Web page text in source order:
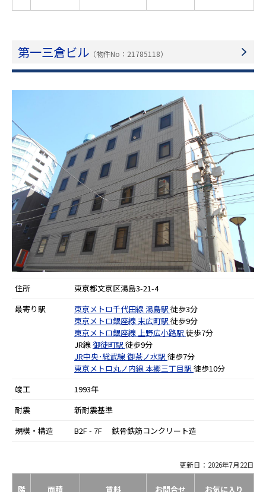
第一三倉ビル （物件No：21785118）
住所
東京都文京区湯島3-21-4
最寄り駅
東京メトロ千代田線湯島駅 徒歩3分
東京メトロ銀座線末広町駅 徒歩9分
東京メトロ銀座線上野広小路駅 徒歩7分
JR線御徒町駅 徒歩9分
JR中央･総武線御茶ノ水駅 徒歩7分
東京メトロ丸ノ内線本郷三丁目駅 徒歩10分
竣工
1993年
耐震
新耐震基準
規模・構造
B2F - 7F 鉄骨鉄筋コンクリート造
更新日：2026年7月22日
階 面積 賃料 お問合せ お気に入り